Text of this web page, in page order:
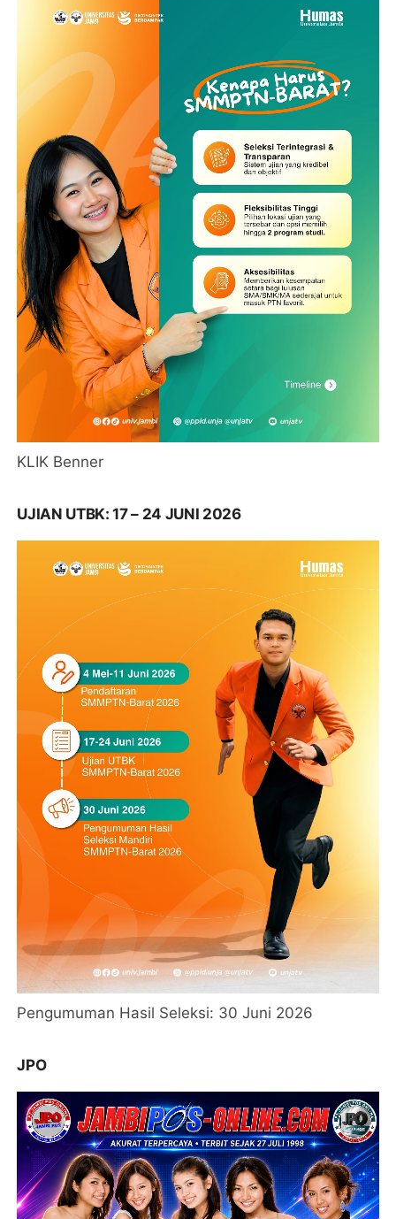
KLIK Benner
UJIAN UTBK: 17 – 24 JUNI 2026
Pengumuman Hasil Seleksi: 30 Juni 2026
JPO